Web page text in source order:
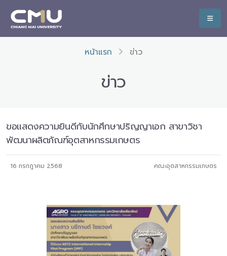
หน้าแรก ข่าว
ข่าว
ขอแสดงความยินดีกับนักศึกษาปริญญาเอก สาขาวิชา
พัฒนาผลิตภัณฑ์อุตสาหกรรมเกษตร
16 กรกฎาคม 2568 คณะอุตสาหกรรมเกษตร